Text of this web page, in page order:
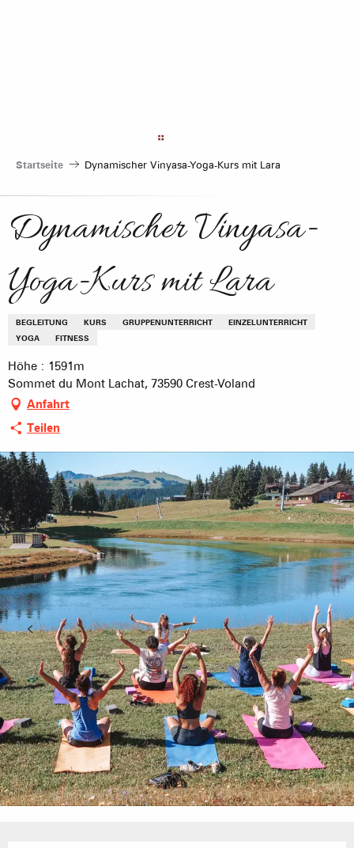
Startseite Dynamischer Vinyasa-Yoga-Kurs mit Lara
Dynamischer Vinyasa-
Yoga-Kurs mit Lara
BEGLEITUNG KURS GRUPPENUNTERRICHT
EINZELUNTERRICHT
YOGA
FITNESS
Höhe : 1591m
Sommet du Mont Lachat, 73590 Crest-Voland
Anfahrt
Teilen